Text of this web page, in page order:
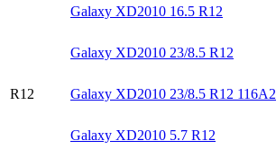
R12
Galaxy XD2010 16.5 R12
Galaxy XD2010 23/8.5 R12
Galaxy XD2010 23/8.5 R12 116A2
Galaxy XD2010 5.7 R12